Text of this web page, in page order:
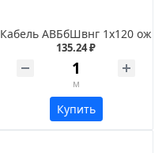
Кабель АВБбШвнг 1х120 ож
135.24 ₽
м
Купить